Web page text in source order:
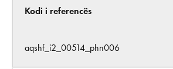
Kodi i referencës
aqshf_i2_00514_phn006